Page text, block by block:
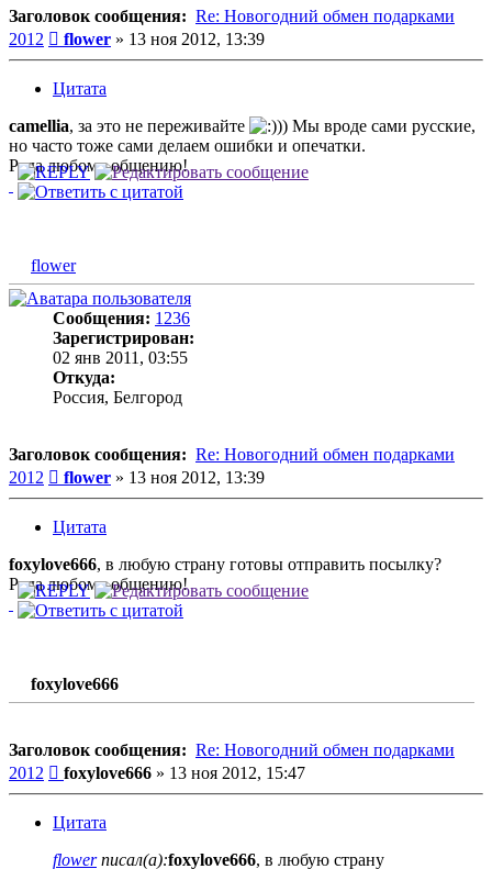
Заголовок сообщения: Re: Новогодний обмен подарками
2012
Сообщение
flower » 13 ноя 2012, 13:39
Цитата
camellia, за это не переживайте
)) Мы вроде сами русские,
но часто тоже сами делаем ошибки и опечатки.
Рада любому общению!
flower
Сообщения: 1236
Зарегистрирован:
02 янв 2011, 03:55
Откуда:
Россия, Белгород
Заголовок сообщения: Re: Новогодний обмен подарками
2012
Сообщение
flower » 13 ноя 2012, 13:39
Цитата
foxylove666, в любую страну готовы отправить посылку?
Рада любому общению!
foxylove666
Заголовок сообщения: Re: Новогодний обмен подарками
2012
Сообщение
foxylove666 » 13 ноя 2012, 15:47
Цитата
flowerписал(а):foxylove666, в любую страну